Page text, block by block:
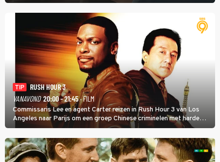
meer tot leven in The Adventures of Tintin van Steven Spielberg.
TIP
RUSH HOUR 3
VANAVOND 20:00 - 21:45· FILM
Commissaris Lee en agent Carter reizen in Rush Hour 3 van Los
Angeles naar Parijs om een groep Chinese criminelen met harde
hand aan te pakken.